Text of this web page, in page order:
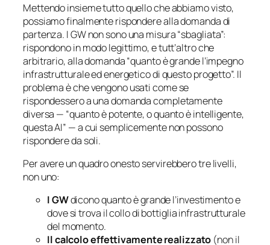
Mettendo insieme tutto quello che abbiamo visto,
possiamo finalmente rispondere alla domanda di
partenza. I GW non sono una misura “sbagliata”:
rispondono in modo legittimo, e tutt’altro che
arbitrario, alla domanda “quanto è grande l’impegno
infrastrutturale ed energetico di questo progetto”. Il
problema è che vengono usati come se
rispondessero a una domanda completamente
diversa — “quanto è potente, o quanto è intelligente,
questa AI” — a cui semplicemente non possono
rispondere da soli.
Per avere un quadro onesto servirebbero tre livelli,
non uno:
I GWdicono quanto è grande l’investimento e
dove si trova il collo di bottiglia infrastrutturale
del momento.
Il calcolo effettivamente realizzato (non il